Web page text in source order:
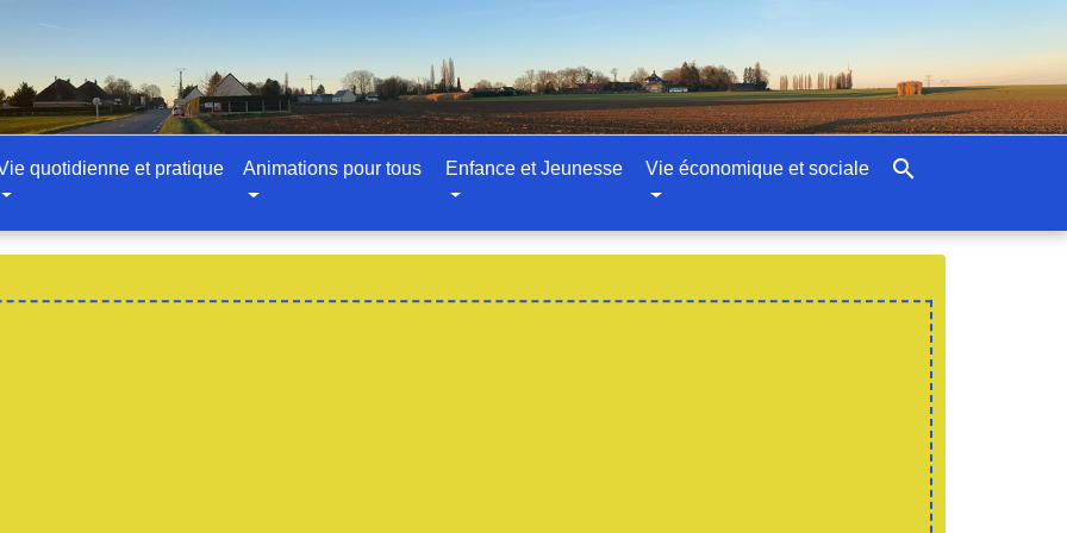
quotidienne et pratique Animations pour tous Enfance et Jeunesse Vie économique et sociale search